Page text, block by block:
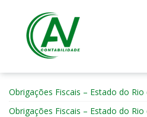
RIO DE JANEIRO
Obrigações Fiscais – Estado do
Obrigações Fiscais – Estado do Rio